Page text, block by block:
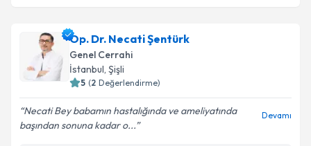
Op. Dr. Necati Şentürk
Genel Cerrahi
İstanbul, Şişli
5 (2 Değerlendirme)
Necati Bey babamın hastalığında ve ameliyatında
başından sonuna kadar o...
Devamı